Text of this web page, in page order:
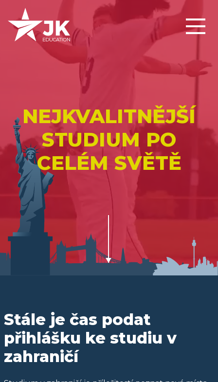
NEJKVALITNĚJŠÍ
STUDIUM PO
CELÉM SVĚTĚ
Stále je čas podat
přihlášku ke studiu v
zahraničí